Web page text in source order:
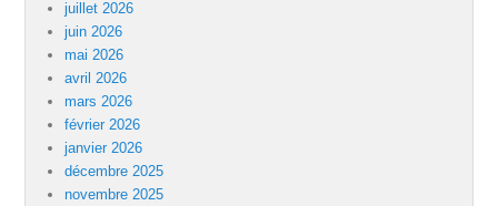
juillet 2026
juin 2026
mai 2026
avril 2026
mars 2026
février 2026
janvier 2026
décembre 2025
novembre 2025